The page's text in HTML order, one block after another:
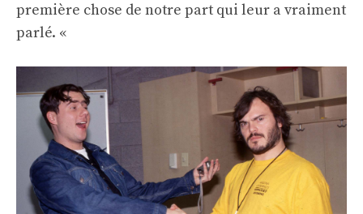
première chose de notre part qui leur a vraiment
parlé. «